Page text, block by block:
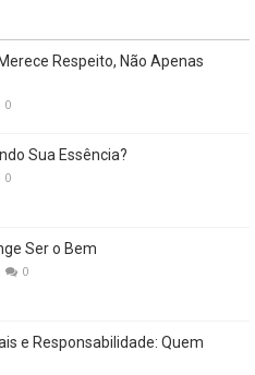
Respeito, Não Apenas
0
Sua Essência?
0
Ser o Bem
0
e Responsabilidade: Quem